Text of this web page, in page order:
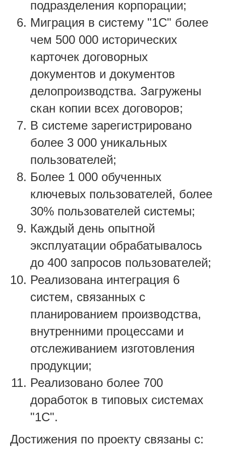
подразделения корпорации;
Миграция в систему "1С" более
чем 500 000 исторических
карточек договорных
документов и документов
делопроизводства. Загружены
скан копии всех договоров;
В системе зарегистрировано
более 3 000 уникальных
пользователей;
Более 1 000 обученных
ключевых пользователей, более
30% пользователей системы;
Каждый день опытной
эксплуатации обрабатывалось
до 400 запросов пользователей;
Реализована интеграция 6
систем, связанных с
планированием производства,
внутренними процессами и
отслеживанием изготовления
продукции;
Реализовано более 700
доработок в типовых системах
"1С".
Достижения по проекту связаны с: